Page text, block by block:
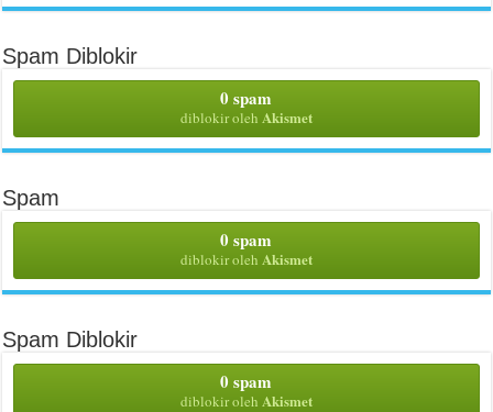
Spam Diblokir
0 spam
diblokir oleh Akismet
Spam
0 spam
diblokir oleh Akismet
Spam Diblokir
0 spam
diblokir oleh Akismet